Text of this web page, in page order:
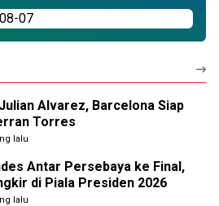
Alvarez, Barcelona Siap
Torres
lalu
Antar Persebaya ke Final,
di Piala Presiden 2026
lalu